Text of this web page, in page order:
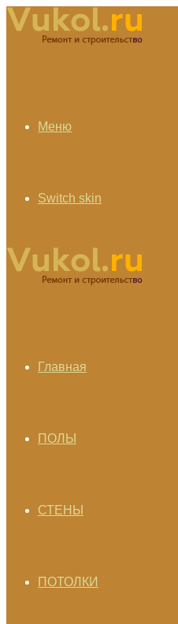
Меню
Switch skin
Главная
ПОЛЫ
СТЕНЫ
ПОТОЛКИ